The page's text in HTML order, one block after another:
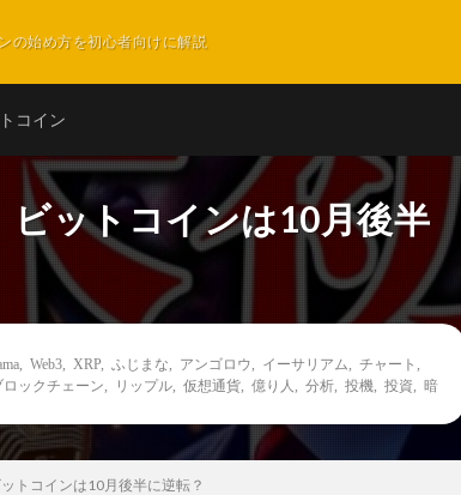
の始め方を初心者向けに解説
コイン
ビットコインは10月後半
Web3 XRP ふじまな アンゴロウ イーサリアム チャート
ロックチェーン リップル 仮想通貨 億り人 分析 投機 投資
暗
トコインは10月後半に逆転？